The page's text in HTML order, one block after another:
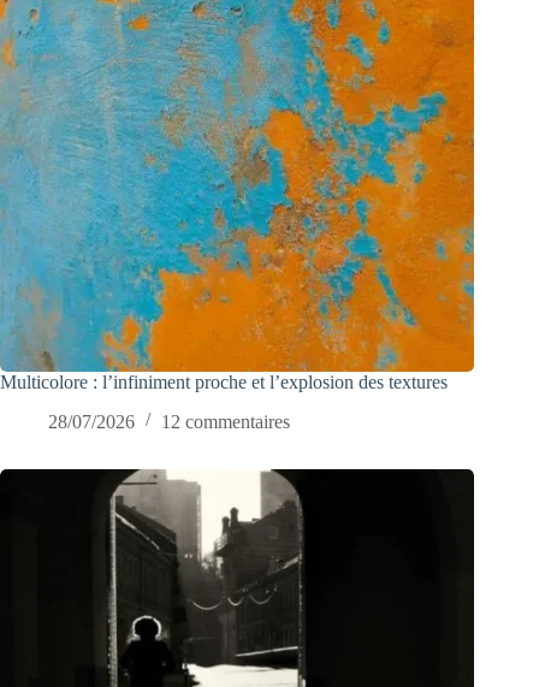
Multicolore : l’infiniment proche et l’explosion des textures
28/07/2026
12 commentaires